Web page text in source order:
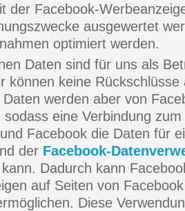
der Facebook-
ausgewertet
optimiert werden.
Daten sind für uns als
können keine
Daten werden aber von
eine Verbindung
Facebook die Daten für
der Facebook-
Dadurch kann
auf Seiten von
Diese